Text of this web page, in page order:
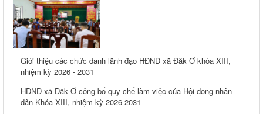
Giới thiệu các chức danh lãnh đạo HĐND xã Đăk Ơ khóa XIII,
nhiệm kỳ 2026 - 2031
HĐND xã Đăk Ơ công bố quy chế làm việc của Hội đồng nhân
dân Khóa XIII, nhiệm kỳ 2026-2031